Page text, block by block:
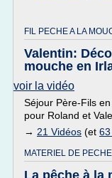
FIL PECHE A LA
Valentin:
mouche en
voir la vidéo
Séjour Père-Fils
pour Roland et
→ 21 Vidéos (et
MATERIEL DE
La pêche à la